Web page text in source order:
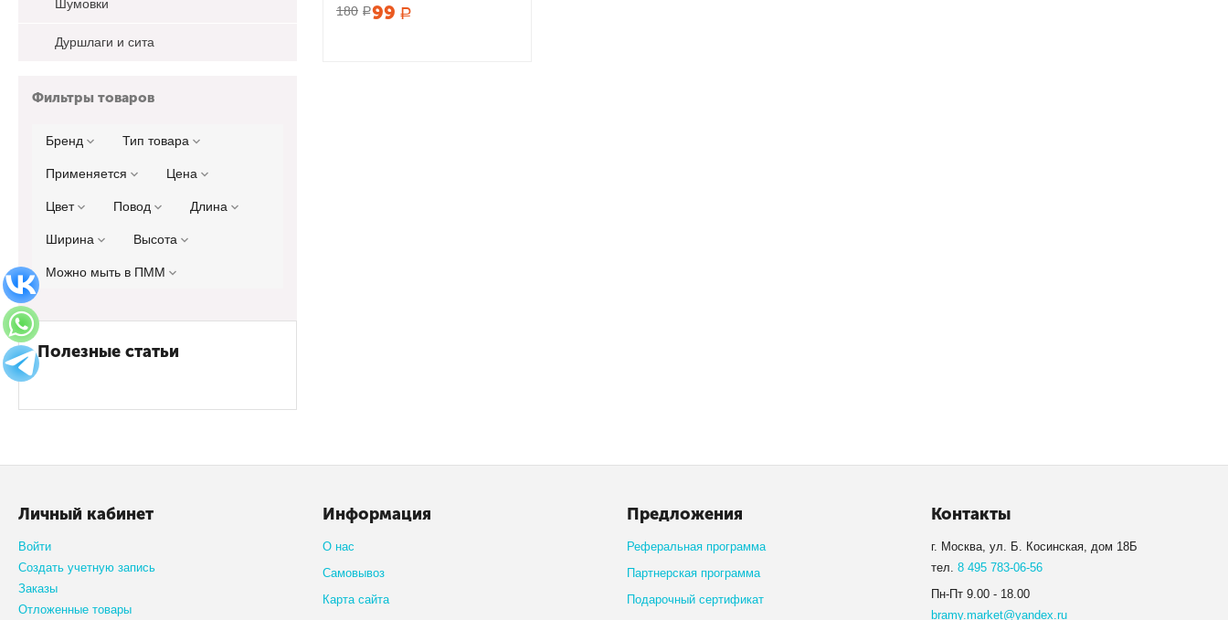
Шумовки
Дуршлаги и сита
Фильтры товаров
Бренд Тип товара
Применяется Цена
Цвет Повод Длина
Ширина Высота
Можно мыть в ПММ
Полезные статьи
180 Р99 Р
Личный кабинет
Войти
Создать учетную запись
Заказы
Отложенные товары
Информация
О нас
Самовывоз
Карта сайта
Предложения
Реферальная программа
Партнерская программа
Подарочный сертификат
Контакты
г. Москва, ул. Б. Косинская, дом 18Б
тел. 8 495 783-06-56
Пн-Пт 9.00 - 18.00
bramy.market@yandex.ru